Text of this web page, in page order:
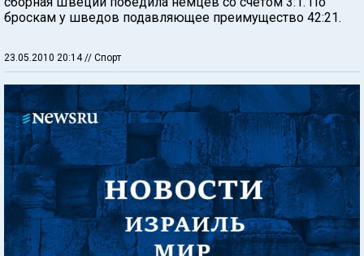
броскам у шведов подавляющее преимущество 42:21.
23.05.2010 20:14// Спорт